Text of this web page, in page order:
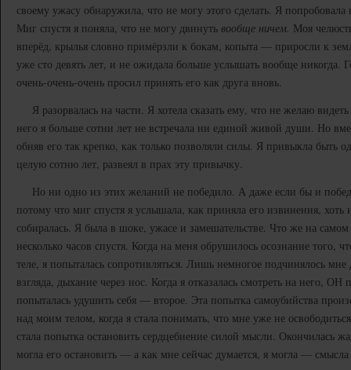
своему ужасу обнаружила, что не могу этого сделать. Я
Миг спустя я поняла, что не могу двинуть вообще ничем. Моя
вперёд, крылья словно примёрзли к бокам, копыта — приросли к
уже сто девять лет, и не ожидала больше услышать вообще никогда.
очень-очень-очень просил принять его как друга вновь.
Я разорвалась на части. Я хотела сказать ему, что не желаю
него я больше сотни лет не встречала ни единой живой души. Но
обняв его так крепко, как только позволяли силы. Я привыкла быть
целую сотню лет, развеял в прах эту привычку.
Но ни одно из этих желаний не победило. А даже если бы и
потому что миг спустя я услышала, как приняла его извинения, хоть
собиралась. Я была в шоке, ужасе и замешательстве. Что же на
несколько часов спустя. Когда на меня обрушилось осознание того,
теле, я попыталась сопротивляться. Лишь немногое подчинялось
взгляда, дыхание через нос. Когда я отказалась смотреть на него, ОН
попыталась удушить себя — второе. Эта попытка самоубийства
над моим телом, когда я стала понимать, что мне уже не
стала попытка остановить сердцебиение силой мысли. Окончилась
могла его остановить — а как мне сейчас думается, я могла —